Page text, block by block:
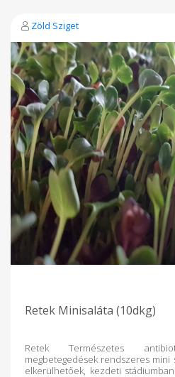
Zöld Sziget
Retek Minisaláta (10dkg)
Retek Természetes
megbetegedések rendszeres mini
elkerülhetőek, kezdeti